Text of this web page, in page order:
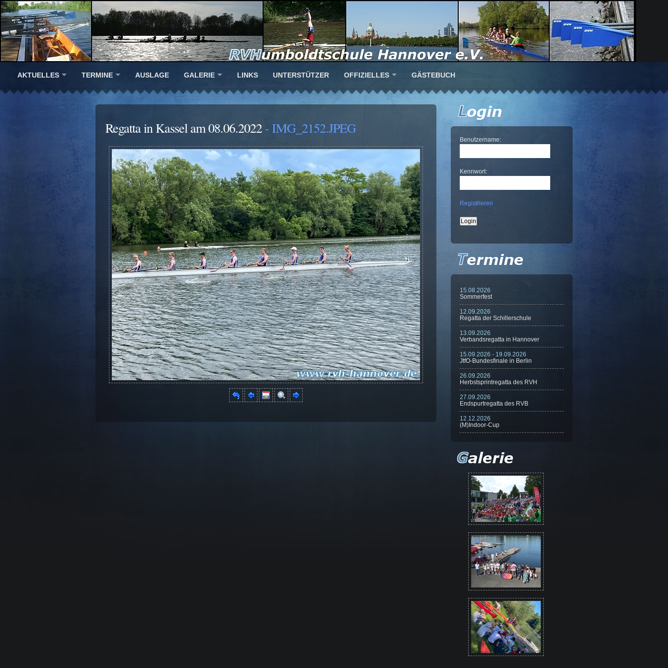
AKTUELLES TERMINE AUSLAGE GALERIE LINKS UNTERSTÜTZER OFFIZIELLES GÄSTEBUCH
Regatta in Kassel am 08.06.2022- IMG_2152.JPEG
Benutzername:
Kennwort:
Registrieren
15.08.2026
Sommerfest
12.09.2026
Regatta der Schillerschule
13.09.2026
Verbandsregatta in Hannover
15.09.2026 - 19.09.2026
JtfO-Bundesfinale in Berlin
26.09.2026
Herbstsprintregatta des RVH
27.09.2026
Endspurtregatta des RVB
12.12.2026
(M)Indoor-Cup